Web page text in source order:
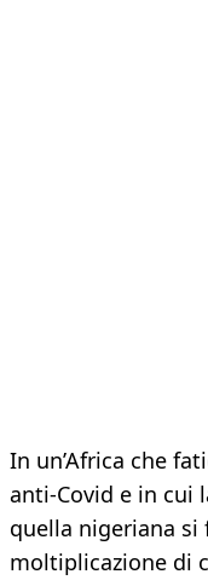
In un’Africa che
anti-Covid e in cui
quella nigeriana si
moltiplicazione di